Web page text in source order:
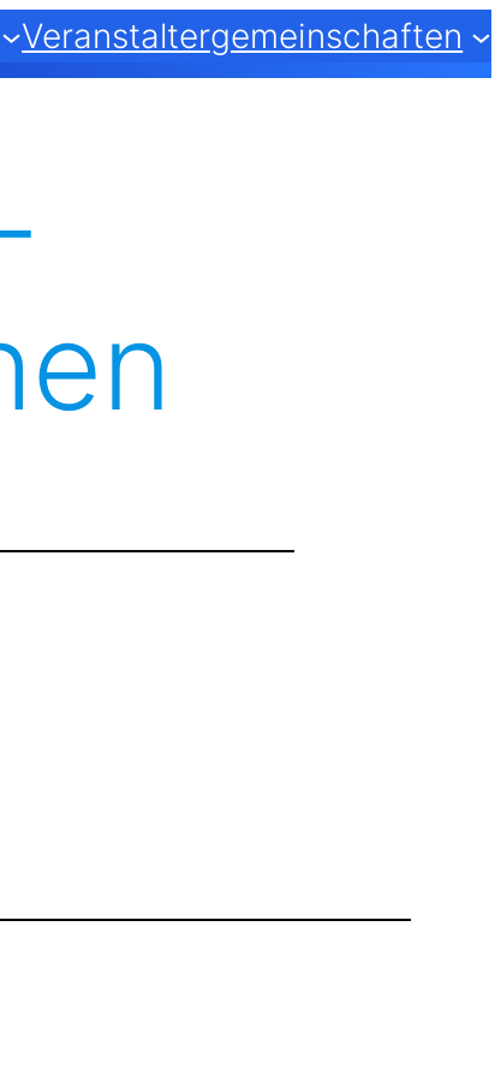
Veranstaltergemeinschaften